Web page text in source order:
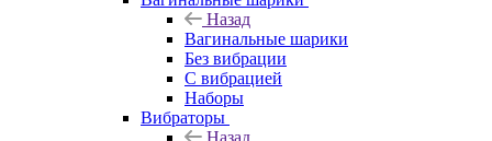
Назад
Вагинальные шарики
Без вибрации
С вибрацией
Наборы
Вибраторы
Назад